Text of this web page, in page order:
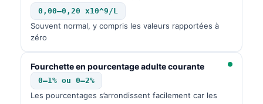
0,00–0,20 x10^9/L
Souvent normal, y compris les valeurs rapportées à
zéro
Fourchette en pourcentage adulte courante
0–1% ou 0–2%
Les pourcentages s’arrondissent facilement car les